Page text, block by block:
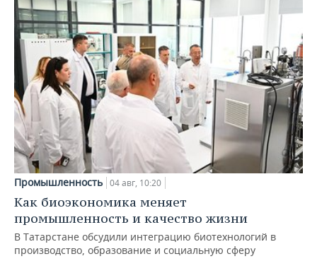
Промышленность 04 авг, 10:20
Как биоэкономика меняет
промышленность и качество жизни
В Татарстане обсудили интеграцию биотехнологий в
производство, образование и социальную сферу